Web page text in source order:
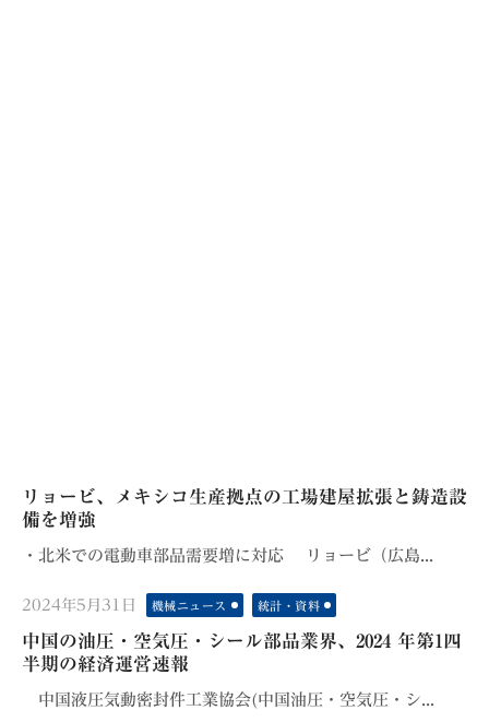
リョービ、メキシコ生産拠点の工場建屋拡張と鋳造設
備を増強
・北米での電動車部品需要増に対応 リョービ（広島...
Posted
on
2024年5月31日 機械ニュース 統計・資料
中国の油圧・空気圧・シール部品業界、2024 年第1四
半期の経済運営速報
中国液圧気動密封件工業協会(中国油圧・空気圧・シ...